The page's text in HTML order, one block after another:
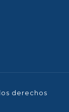
derechos